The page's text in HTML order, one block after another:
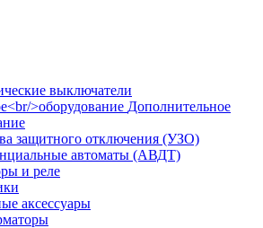
выключатели
Дополнительное
защитного отключения (УЗО)
автоматы (АВДТ)
и реле
аксессуары